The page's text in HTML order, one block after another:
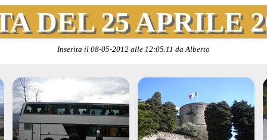
DEL 25 APRILE
Inserita il 08-05-2012 alle 12:05.11 da Alberto